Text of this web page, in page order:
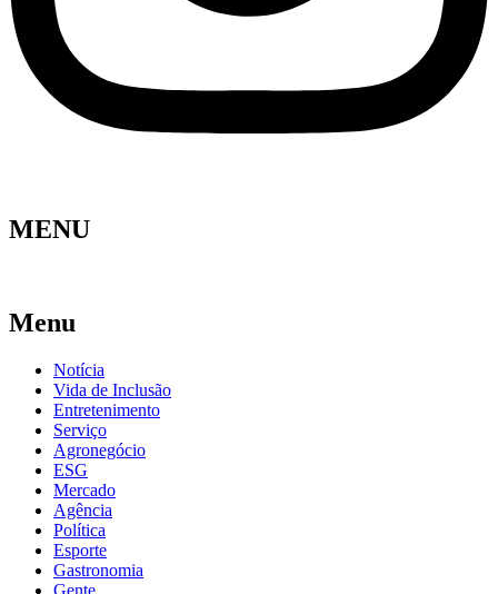
MENU
Menu
Notícia
Vida de Inclusão
Entretenimento
Serviço
Agronegócio
ESG
Mercado
Agência
Política
Esporte
Gastronomia